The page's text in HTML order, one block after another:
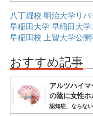
八丁堀校 明治大学リ
早稲田大学 早稲田大
早稲田校 上智大学公
おすすめ記事
アルツハイ
の陰に女性
認知症、ならな